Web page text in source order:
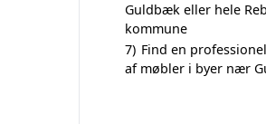
Guldbæk eller hele
kommune
7) Find en
af møbler i byer nær